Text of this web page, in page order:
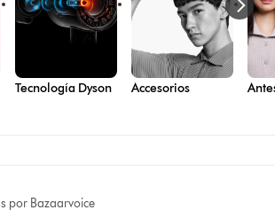
Tecnología Dyson Accesorios
por Bazaarvoice